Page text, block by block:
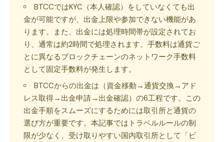
BTCCではKYC（本人確認）をしていなくても出
金が可能ですが、出金上限や参加できない機能があ
ります。また、出金には処理時間帯が設定されてお
り、通常は約2時間で処理されます。手数料は通貨ご
とに異なるブロックチェーンのネットワーク手数料
として固定手数料が発生します。
BTCCからの出金は（資金移動→通貨交換→アド
レス取得→出金申請→出金確認）の6工程です。この
出金手順をスムーズにするためには取引所と通貨の
選び方が重要です。本記事ではトラベルルールの制
限が少なく、受け取りやすい国内取引所として「ビ